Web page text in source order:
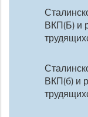
ВКП(Б) и
ВКП(б) и